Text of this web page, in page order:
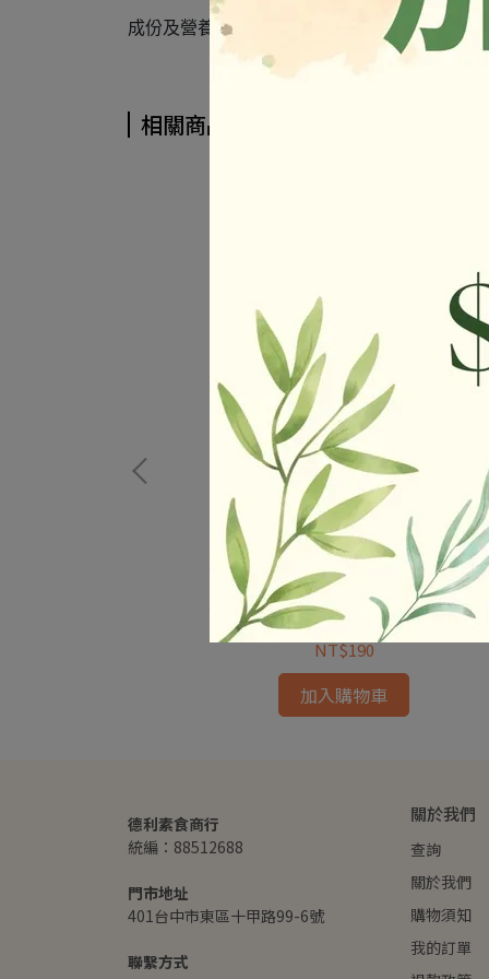
成份及營養標示如圖所示，若與圖片有差異時
相關商品
易大師-南洋咖哩猴頭菇 /600g 蛋素
NT$190
加入購物車
德利素食商行
統編：88512688
門市地址
401台中市東區十甲路99-6號
聯繫方式
關於我們
查詢
關於我們
購物須知
我的訂單